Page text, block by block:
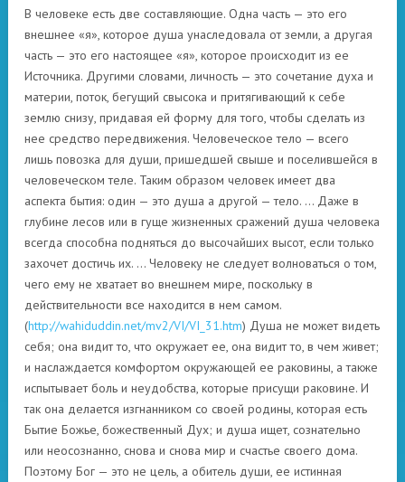
В человеке есть две составляющие. Одна часть — это его
внешнее «я», которое душа унаследовала от земли, а другая
часть — это его настоящее «я», которое происходит из ее
Источника. Другими словами, личность — это сочетание духа и
материи, поток, бегущий свысока и притягивающий к себе
землю снизу, придавая ей форму для того, чтобы сделать из
нее средство передвижения. Человеческое тело — всего
лишь повозка для души, пришедшей свыше и поселившейся в
человеческом теле. Таким образом человек имеет два
аспекта бытия: один — это душа а другой — тело. … Даже в
глубине лесов или в гуще жизненных сражений душа человека
всегда способна подняться до высочайших высот, если только
захочет достичь их. … Человеку не следует волноваться о том,
чего ему не хватает во внешнем мире, поскольку в
действительности все находится в нем самом.
(http://wahiduddin.net/mv2/VI/VI_31.htm) Душа не может видеть
себя; она видит то, что окружает ее, она видит то, в чем живет;
и наслаждается комфортом окружающей ее раковины, а также
испытывает боль и неудобства, которые присущи раковине. И
так она делается изгнанником со своей родины, которая есть
Бытие Божье, божественный Дух; и душа ищет, сознательно
или неосознанно, снова и снова мир и счастье своего дома.
Поэтому Бог — это не цель, а обитель души, ее истинная